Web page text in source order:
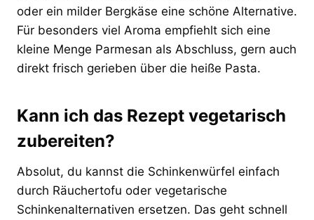
oder ein milder Bergkäse eine schöne Alternative.
Für besonders viel Aroma empfiehlt sich eine
kleine Menge Parmesan als Abschluss, gern auch
direkt frisch gerieben über die heiße Pasta.
Kann ich das Rezept vegetarisch
zubereiten?
Absolut, du kannst die Schinkenwürfel einfach
durch Räuchertofu oder vegetarische
Schinkenalternativen ersetzen. Das geht schnell